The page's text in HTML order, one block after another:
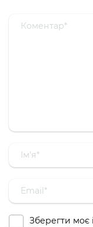
Зберегти моє